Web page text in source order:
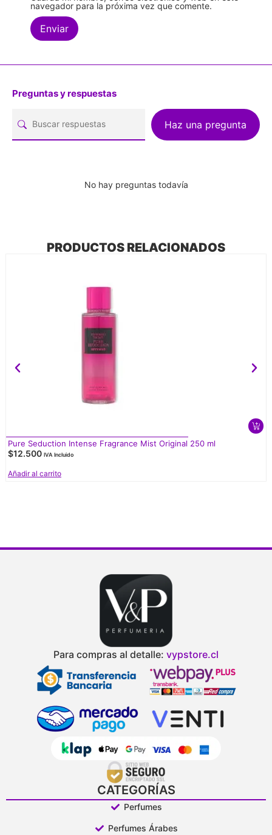
navegador para la próxima vez que comente.
Preguntas y respuestas
Haz una pregunta
No hay preguntas todavía
PRODUCTOS RELACIONADOS
Pure Seduction Intense Fragrance Mist Original 250 ml
$12.500 IVA Incluido
Añadir al carrito
Para compras al detalle: vypstore.cl
CATEGORÍAS
Perfumes
Perfumes Árabes